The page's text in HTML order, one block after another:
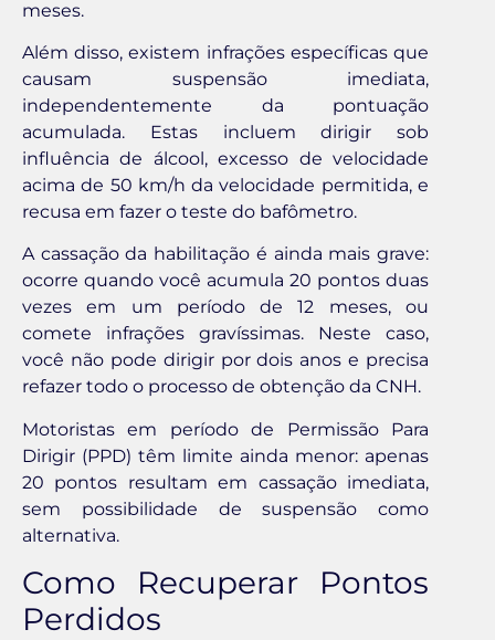
meses.
Além disso, existem infrações específicas que
causam suspensão imediata,
independentemente da pontuação
acumulada. Estas incluem dirigir sob
influência de álcool, excesso de velocidade
acima de 50 km/h da velocidade permitida, e
recusa em fazer o teste do bafômetro.
A cassação da habilitação é ainda mais grave:
ocorre quando você acumula 20 pontos duas
vezes em um período de 12 meses, ou
comete infrações gravíssimas. Neste caso,
você não pode dirigir por dois anos e precisa
refazer todo o processo de obtenção da CNH.
Motoristas em período de Permissão Para
Dirigir (PPD) têm limite ainda menor: apenas
20 pontos resultam em cassação imediata,
sem possibilidade de suspensão como
alternativa.
Como Recuperar Pontos
Perdidos